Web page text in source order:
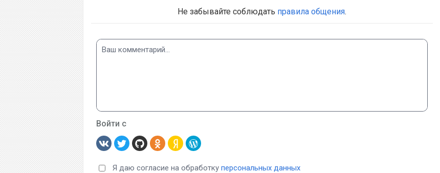
Не забывайте соблюдать правила общения.
Войти с
Я даю согласие на обработку персональных данных